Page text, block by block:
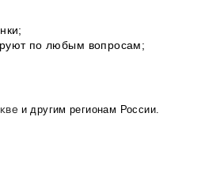
по любым вопросам;
и другим регионам России.